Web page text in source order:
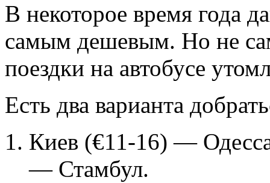
В некоторое время года
самым дешевым. Но не
поездки на автобусе
Есть два варианта
Киев (€11-16) —
— Стамбул.